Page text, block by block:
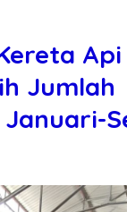
Api
Jumlah